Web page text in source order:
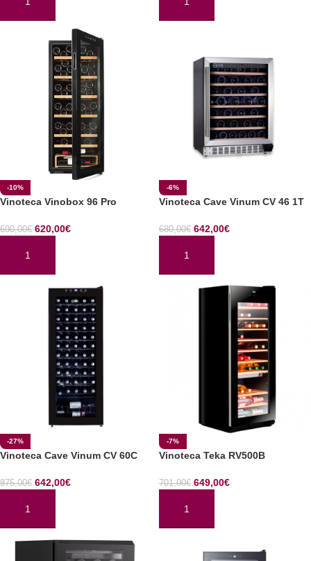
AÑADIR AL CARRITO AÑADIR AL CARRITO
-10%
Vinoteca Vinobox 96 Pro
690,00€ 620,00€
AÑADIR AL CARRITO
-6%
Vinoteca Cave Vinum CV 46 1T
680,00€ 642,00€
AÑADIR AL CARRITO
-27%
Vinoteca Cave Vinum CV 60C
875,00€ 642,00€
AÑADIR AL CARRITO
-7%
Vinoteca Teka RV500B
701,00€ 649,00€
AÑADIR AL CARRITO